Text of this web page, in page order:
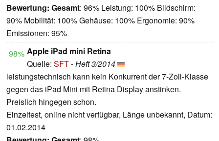
Bewertung: Gesamt: 96% Leistung: 100% Bildschirm:
90% Mobilität: 100% Gehäuse: 100% Ergonomie: 90%
Emissionen: 95%
98% Apple iPad mini Retina
Quelle: SFT-Heft 3/2014
leistungstechnisch kann kein Konkurrent der 7-Zoll-Klasse
gegen das iPad Mini mit Retina Display anstinken.
Preislich hingegen schon.
Einzeltest, online nicht verfügbar, Länge unbekannt, Datum:
01.02.2014